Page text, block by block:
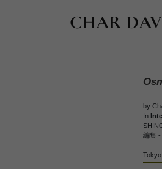
CHAR
by
In
編集 -